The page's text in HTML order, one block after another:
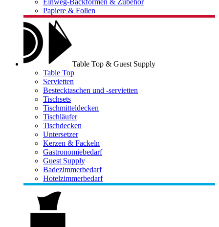
Einweg-Backformen & Zubehör
Papiere & Folien
Table Top & Guest Supply
Table Top
Servietten
Bestecktaschen und -servietten
Tischsets
Tischmitteldecken
Tischläufer
Tischdecken
Untersetzer
Kerzen & Fackeln
Gastronomiebedarf
Guest Supply
Badezimmerbedarf
Hotelzimmerbedarf